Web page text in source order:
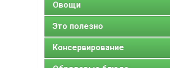
Овощи
Это полезно
Консервирование